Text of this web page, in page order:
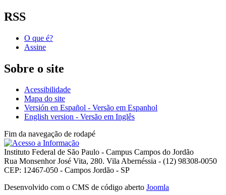
RSS
O que é?
Assine
Sobre o site
Acessibilidade
Mapa do site
Versión en Español - Versão em Espanhol
English version - Versão em Inglês
Fim da navegação de rodapé
Instituto Federal de São Paulo - Campus Campos do Jordão
Rua Monsenhor José Vita, 280. Vila Abernéssia - (12) 98308-0050
CEP: 12467-050 - Campos Jordão - SP
Desenvolvido com o CMS de código aberto Joomla